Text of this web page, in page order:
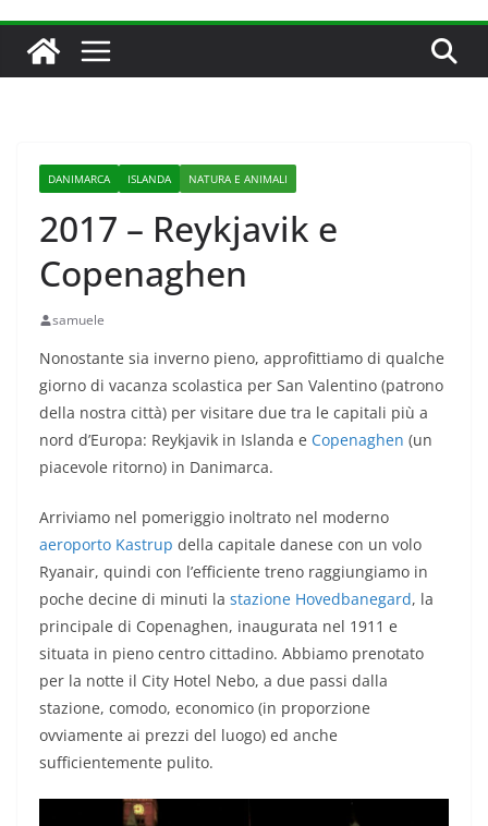
DANIMARCA ISLANDA NATURA E ANIMALI
2017 – Reykjavik e
Copenaghen
samuele
Nonostante sia inverno pieno, approfittiamo di qualche
giorno di vacanza scolastica per San Valentino (patrono
della nostra città) per visitare due tra le capitali più a
nord d’Europa: Reykjavik in Islanda e Copenaghen (un
piacevole ritorno) in Danimarca.
Arriviamo nel pomeriggio inoltrato nel moderno
aeroporto Kastrup della capitale danese con un volo
Ryanair, quindi con l’efficiente treno raggiungiamo in
poche decine di minuti la stazione Hovedbanegard, la
principale di Copenaghen, inaugurata nel 1911 e
situata in pieno centro cittadino. Abbiamo prenotato
per la notte il City Hotel Nebo, a due passi dalla
stazione, comodo, economico (in proporzione
ovviamente ai prezzi del luogo) ed anche
sufficientemente pulito.